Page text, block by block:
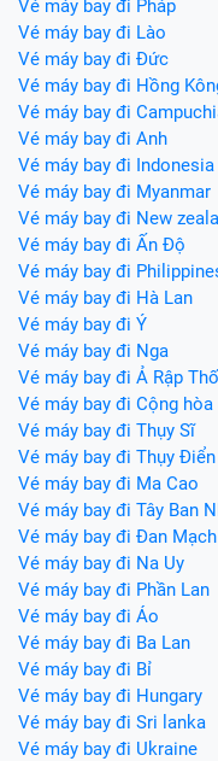
Vé máy bay đi Pháp
Vé máy bay đi Lào
Vé máy bay đi Đức
Vé máy bay đi Hồng
Vé máy bay đi
Vé máy bay đi Anh
Vé máy bay đi Indonesia
Vé máy bay đi Myanmar
Vé máy bay đi New
Vé máy bay đi Ấn Độ
Vé máy bay đi
Vé máy bay đi Hà Lan
Vé máy bay đi Ý
Vé máy bay đi Nga
Vé máy bay đi Ả Rập
Vé máy bay đi Cộng hòa
Vé máy bay đi Thụy Sĩ
Vé máy bay đi Thụy Điển
Vé máy bay đi Ma Cao
Vé máy bay đi Tây Ban
Vé máy bay đi Đan Mạch
Vé máy bay đi Na Uy
Vé máy bay đi Phần Lan
Vé máy bay đi Áo
Vé máy bay đi Ba Lan
Vé máy bay đi Bỉ
Vé máy bay đi Hungary
Vé máy bay đi Sri lanka
Vé máy bay đi Ukraine